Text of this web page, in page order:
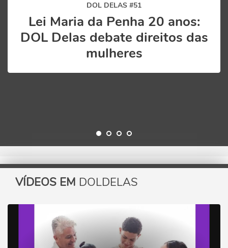
DOL DELAS #51
Lei Maria da Penha 20 anos:
DOL Delas debate direitos das
mulheres
VÍDEOS EM DOLDELAS